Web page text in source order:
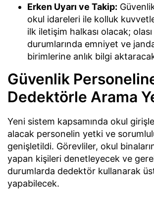
Erken Uyarı ve Takip:
okul idareleri ile kolluk
ilk iletişim halkası olacak;
durumlarında emniyet ve
birimlerine anlık bilgi
Güvenlik
Dedektörle Arama
Yeni sistem kapsamında okul
alacak personelin yetki ve
genişletildi. Görevliler, okul
yapan kişileri denetleyecek ve
durumlarda dedektör kullanarak
yapabilecek.